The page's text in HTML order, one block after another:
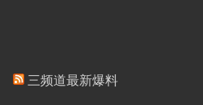
三频道最新爆料